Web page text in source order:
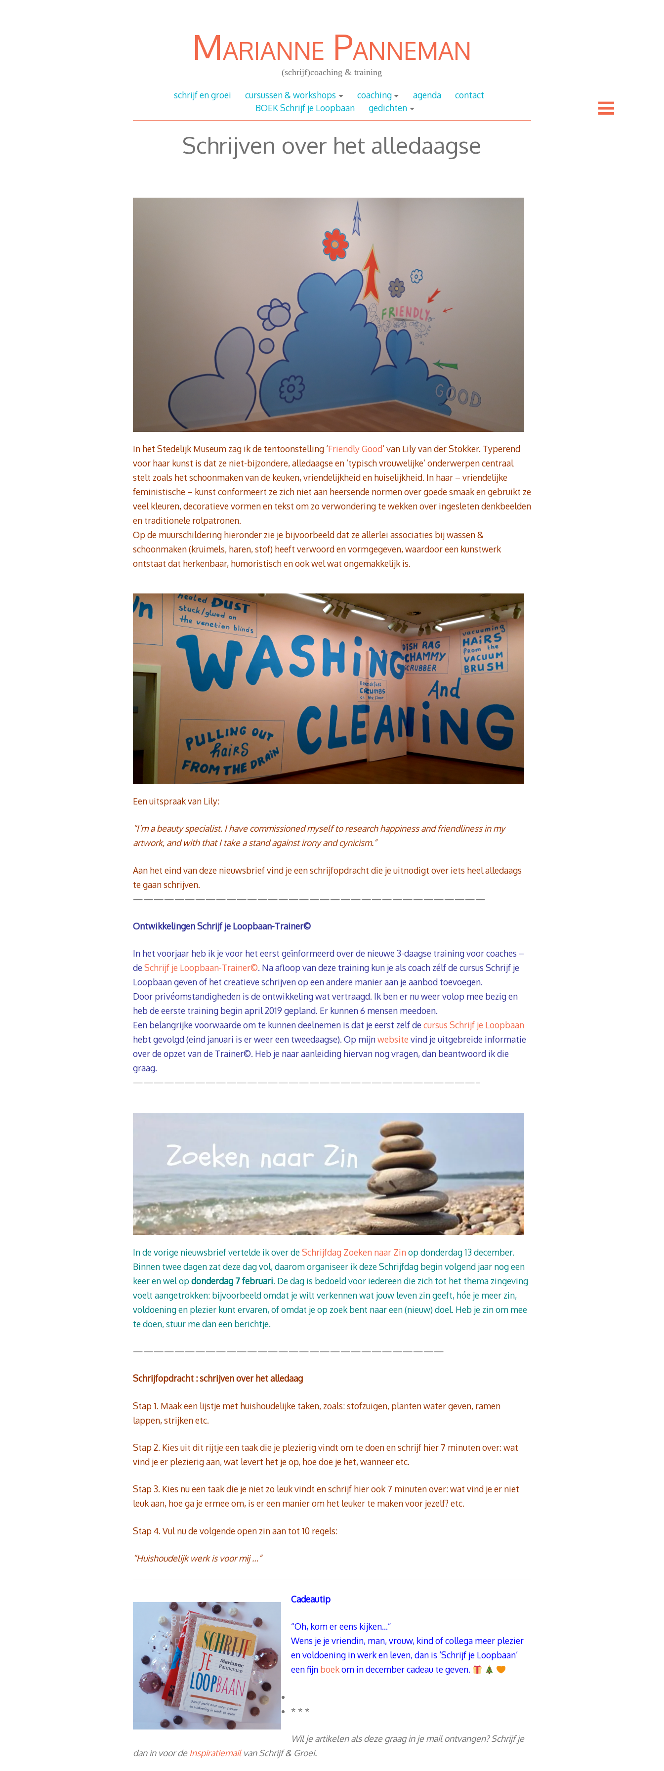
Marianne Panneman
(schrijf)coaching & training
schrijf en groei cursussen & workshops coaching agenda
contact
BOEK Schrijf je Loopbaan
gedichten
Schrijven over het alledaagse
In het Stedelijk Museum zag ik de tentoonstelling ‘Friendly Good‘ van Lily van der Stokker. Typerend
voor haar kunst is dat ze niet-bijzondere, alledaagse en ’typisch vrouwelijke’ onderwerpen centraal
stelt zoals het schoonmaken van de keuken, vriendelijkheid en huiselijkheid. In haar – vriendelijke
feministische – kunst conformeert ze zich niet aan heersende normen over goede smaak en gebruikt ze
veel kleuren, decoratieve vormen en tekst om zo verwondering te wekken over ingesleten denkbeelden
en traditionele rolpatronen.
Op de muurschildering hieronder zie je bijvoorbeeld dat ze allerlei associaties bij wassen &
schoonmaken (kruimels, haren, stof) heeft verwoord en vormgegeven, waardoor een kunstwerk
ontstaat dat herkenbaar, humoristisch en ook wel wat ongemakkelijk is.
Een uitspraak van Lily:
“I’m a beauty specialist. I have commissioned myself to research happiness and friendliness in my
artwork, and with that I take a stand against irony and cynicism.”
Aan het eind van deze nieuwsbrief vind je een schrijfopdracht die je uitnodigt over iets heel alledaags
te gaan schrijven.
——————————————————————————————————
Ontwikkelingen Schrijf je Loopbaan-Trainer©
In het voorjaar heb ik je voor het eerst geïnformeerd over de nieuwe 3-daagse training voor coaches –
deSchrijf je Loopbaan-Trainer©. Na afloop van deze training kun je als coach zélf de cursus Schrijf je
Loopbaan geven of het creatieve schrijven op een andere manier aan je aanbod toevoegen.
Door privéomstandigheden is de ontwikkeling wat vertraagd. Ik ben er nu weer volop mee bezig en
heb de eerste training begin april 2019 gepland. Er kunnen 6 mensen meedoen.
Een belangrijke voorwaarde om te kunnen deelnemen is dat je eerst zelf decursus Schrijf je Loopbaan
hebt gevolgd (eind januari is er weer een tweedaagse). Op mijnwebsite vind je uitgebreide informatie
over de opzet van de Trainer©. Heb je naar aanleiding hiervan nog vragen, dan beantwoord ik die
graag.
—————————————————————————————————–
In de vorige nieuwsbrief vertelde ik over deSchrijfdag Zoeken naar Zinop donderdag 13 december.
Binnen twee dagen zat deze dag vol, daarom organiseer ik deze Schrijfdag begin volgend jaar nog een
keer en wel opdonderdag 7 februari. De dag is bedoeld voor iedereen die zich tot het thema zingeving
voelt aangetrokken: bijvoorbeeld omdat je wilt verkennen wat jouw leven zin geeft, hóe je meer zin,
voldoening en plezier kunt ervaren, of omdat je op zoek bent naar een (nieuw) doel. Heb je zin om mee
te doen, stuur me dan een berichtje.
——————————————————————————————
Schrijfopdracht : schrijven over het alledaag
Stap 1. Maak een lijstje met huishoudelijke taken, zoals: stofzuigen, planten water geven, ramen
lappen, strijken etc.
Stap 2. Kies uit dit rijtje een taak die je plezierig vindt om te doen en schrijf hier 7 minuten over: wat
vind je er plezierig aan, wat levert het je op, hoe doe je het, wanneer etc.
Stap 3. Kies nu een taak die je niet zo leuk vindt en schrijf hier ook 7 minuten over: wat vind je er niet
leuk aan, hoe ga je ermee om, is er een manier om het leuker te maken voor jezelf? etc.
Stap 4. Vul nu de volgende open zin aan tot 10 regels:
“Huishoudelijk werk is voor mij …”
Cadeautip
“Oh, kom er eens kijken…”
Wens je je vriendin, man, vrouw, kind of collega meer plezier
en voldoening in werk en leven, dan is ‘Schrijf je Loopbaan’
een fijn boekom in december cadeau te geven.
* * *
Wil je artikelen als deze graag in je mail ontvangen? Schrijf je
dan in voor de Inspiratiemailvan Schrijf & Groei.